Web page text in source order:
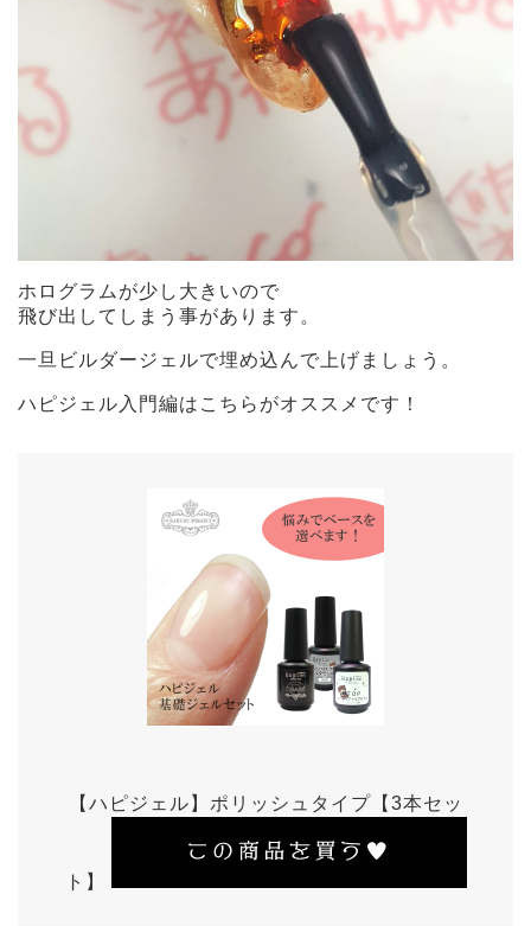
ホログラムが少し大きいので
飛び出してしまう事があります。
一旦ビルダージェルで埋め込んで上げましょう。
ハピジェル入門編はこちらがオススメです！
【ハピジェル】ポリッシュタイプ【3本セッ
ト】